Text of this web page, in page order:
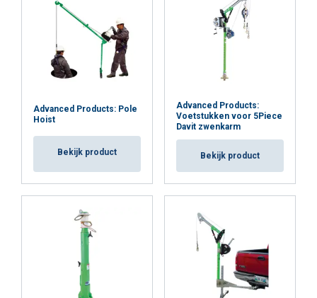
Advanced Products: Pole
Hoist
Bekijk product
Advanced Products:
Voetstukken voor 5Piece
Davit zwenkarm
Bekijk product
ALLES ACCEPTEREN